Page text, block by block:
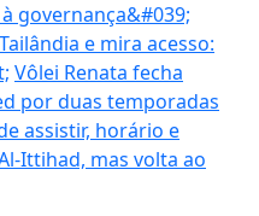
governança&#039;
e mira acesso:
Vôlei Renata fecha
por duas temporadas
assistir, horário e
Ittihad, mas volta ao